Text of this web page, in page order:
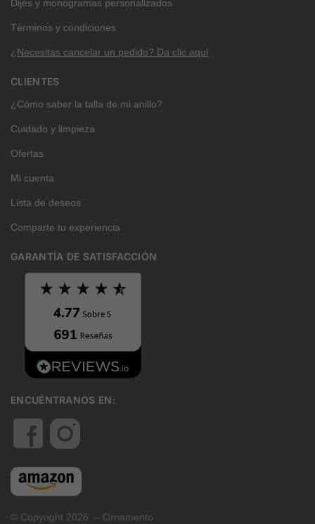
Dijes y monogramas personalizados
Términos y condiciones
¿Necesitas cancelar un pedido? Da clic aquí
CLIENTES
¿Cómo saber la talla de mi anillo?
Cuidado y limpieza
Ofertas
Mi cuenta
Lista de deseos
Comparte tu experiencia
GARANTÍA DE SATISFACCIÓN
ENCUÉNTRANOS EN:
© Copyright 2026 – Ornamento